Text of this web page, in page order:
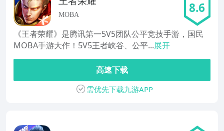
MOBA 8.6
《王者荣耀》是腾讯第一5V5团队公平竞技手游，国民
MOBA手游大作！5V5王者峡谷、公平...展开
高速下载
需优先下载九游APP